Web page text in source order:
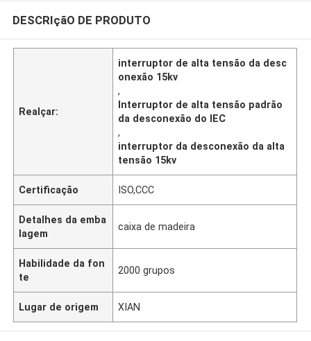
DESCRIçãO DE PRODUTO
Realçar:
interruptor de alta tensão da desc
onexão 15kv
,
Interruptor de alta tensão padrão
da desconexão do IEC
,
interruptor da desconexão da alta
tensão 15kv
Certificação ISO,CCC
Detalhes da emba
lagem
caixa de madeira
Habilidade da fon
te
2000 grupos
Lugar de origem XIAN